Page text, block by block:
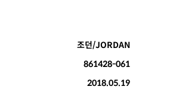
조던/JORDAN
861428-061
2018.05.19